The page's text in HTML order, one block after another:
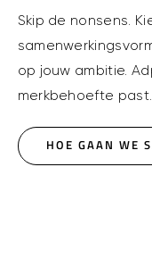
Skip de nonsens.
op jouw ambitie.
merkbehoefte past.
HOE GAAN WE